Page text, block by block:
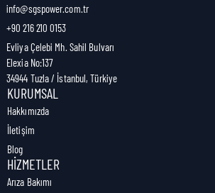
Nakliye Ağırlığı:
info@sgspower.com.tr
+90 216 210 0153
Evliya Çelebi Mh. Sahil Bulvarı
Elexia No:137
34944 Tuzla / İstanbul, Türkiye
KURUMSAL
Hakkımızda
İletişim
Blog
HIZMETLER
Arıza Bakımı